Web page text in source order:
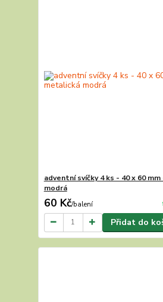
adventní svíčky 4 ks - 40 x 60
modrá
60 Kč/balení
Přidat do